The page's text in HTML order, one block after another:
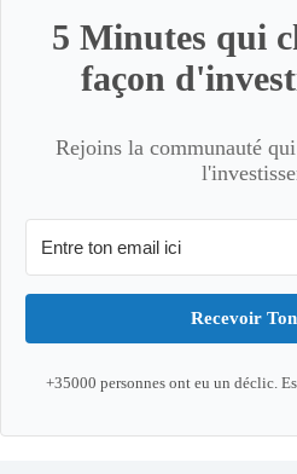
5 Minutes qui
façon
Rejoins la communauté
Recevoir
+35000 personnes ont eu un déclic.